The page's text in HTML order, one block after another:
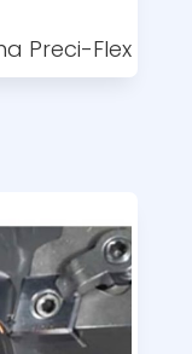
Preci-Flex